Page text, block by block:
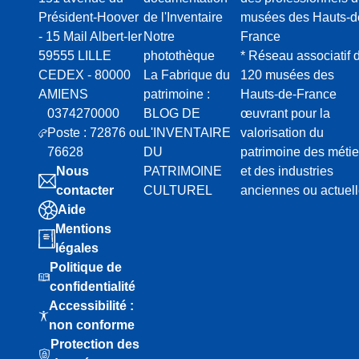
Président-Hoover
- 15 Mail Albert-Ier
59555 LILLE
CEDEX - 80000
AMIENS
0374270000
Poste : 72876 ou
76628
Nous
contacter
Aide
Mentions
légales
Politique de
confidentialité
Accessibilité :
non conforme
Protection des
de l'Inventaire
Notre
photothèque
La Fabrique du
patrimoine :
BLOG DE
L'INVENTAIRE
DU
PATRIMOINE
CULTUREL
musées des Hauts-
France
* Réseau associatif
120 musées des
Hauts-de-France
œuvrant pour la
valorisation du
patrimoine des
et des industries
anciennes ou